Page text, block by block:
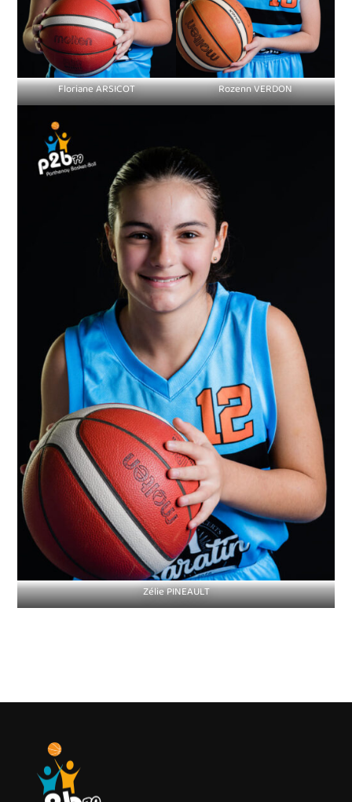
Floriane ARSICOT Rozenn VERDON
Zélie PINEAULT